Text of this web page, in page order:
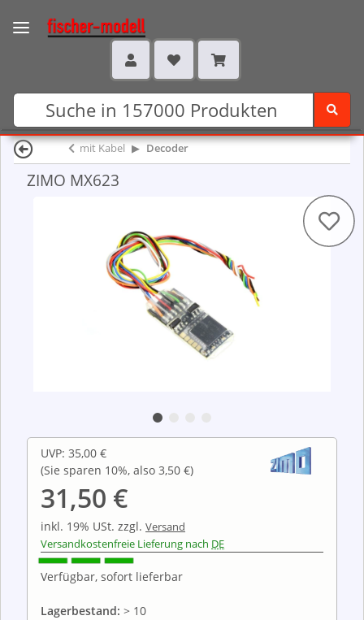
mit Kabel Decoder
ZIMO MX623
UVP: 35,00 €
(Sie sparen 10%, also 3,50 €)
31,50 €
inkl. 19% USt. zzgl. Versand
Versandkostenfreie Lieferung nach DE
Verfügbar, sofort lieferbar
Lagerbestand: > 10